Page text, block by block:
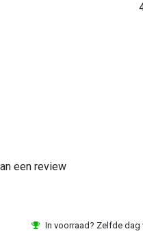
een review
In voorraad? Zelfde dag